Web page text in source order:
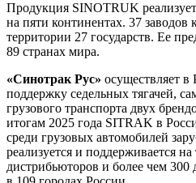
Продукция SINOTRUK
на пяти континентах. 37
территории 27 государств. Ее
89 странах мира.
«Синотрак Рус» осуществляет
поддержку седельных тягачей,
грузового транспорта двух
итогам 2025 года SITRAK в
среди грузовых автомобилей
реализуется и поддерживается
дистрибьюторов и более чем